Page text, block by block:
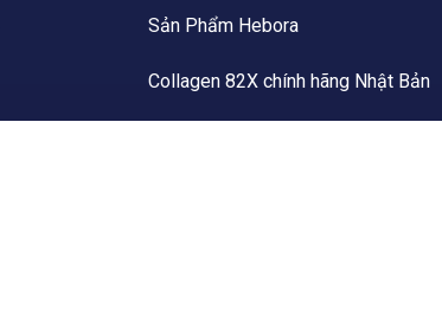
Sản Phẩm Hebora
Collagen 82X chính hãng Nhật Bản